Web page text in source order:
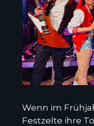
Wenn im
Festzelte ihre